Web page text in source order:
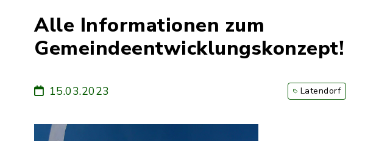
Alle Informationen zum
Gemeindeentwicklungskonzept!
15.03.2023 Latendorf